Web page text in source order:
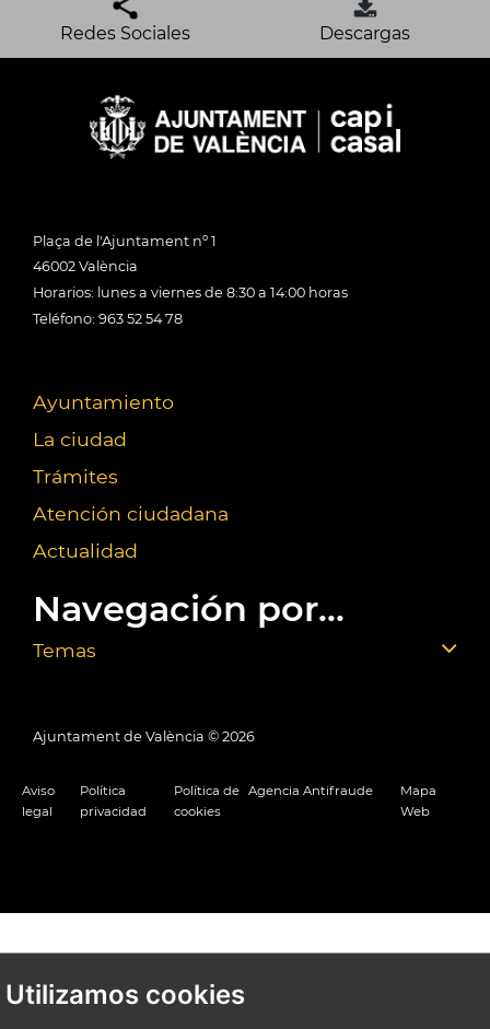
Utilizamos cookies
Redes Sociales Descargas
Plaça de l'Ajuntament nº 1
46002 València
Horarios: lunes a viernes de 8:30 a 14:00 horas
Teléfono: 963 52 54 78
Ayuntamiento
La ciudad
Trámites
Atención ciudadana
Actualidad
Navegación por...
Temas
Ajuntament de València © 2026
Aviso
legal
Política
privacidad
Política de
cookies
Agencia Antifraude
Mapa
Web